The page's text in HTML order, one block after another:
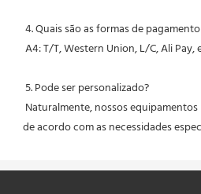
4. Quais são as formas de
A4: T/T, Western Union, L/C, Ali Pay,
5. Pode ser personalizado?
de acordo com as necessidades